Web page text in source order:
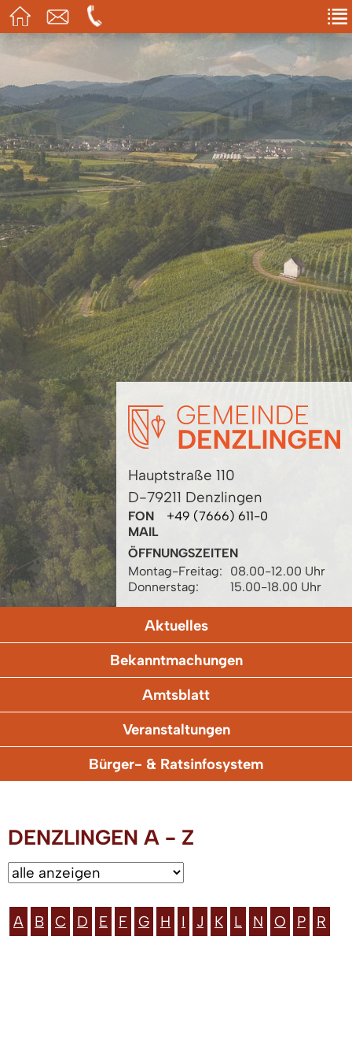
Hauptstraße 110
D-79211 Denzlingen
FON
+49 (7666) 611-0
MAIL
ÖFFNUNGSZEITEN
Montag-Freitag:
08.00-12.00 Uhr
Donnerstag:
15.00-18.00 Uhr
Aktuelles
Bekanntmachungen
Amtsblatt
Veranstaltungen
Bürger- & Ratsinfosystem
DENZLINGEN A - Z
A B C D E F G H I J K L N O P
R